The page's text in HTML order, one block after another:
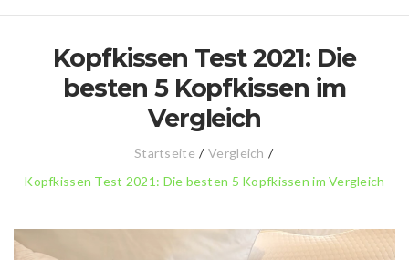
Kopfkissen Test 2021: Die
besten 5 Kopfkissen im
Vergleich
Startseite / Vergleich /
Kopfkissen Test 2021: Die besten 5 Kopfkissen im Vergleich